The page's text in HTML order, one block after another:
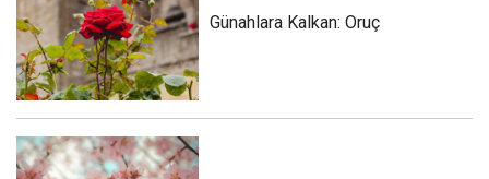
Günahlara Kalkan: Oruç